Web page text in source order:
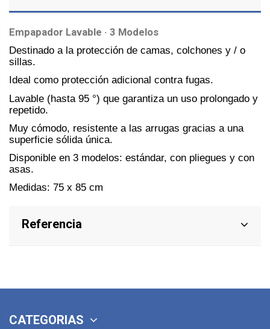
Empapador Lavable · 3 Modelos
Destinado a la protección de camas, colchones y / o
sillas.
Ideal como protección adicional contra fugas.
Lavable (hasta 95 °) que garantiza un uso prolongado y
repetido.
Muy cómodo, resistente a las arrugas gracias a una
superficie sólida única.
Disponible en 3 modelos: estándar, con pliegues y con
asas.
Medidas: 75 x 85 cm
Referencia
CATEGORIAS